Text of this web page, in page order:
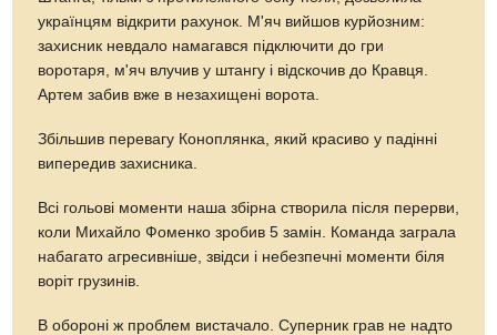
українцям відкрити рахунок. М'яч вийшов курйозним:
захисник невдало намагався підключити до гри
воротаря, м'яч влучив у штангу і відскочив до Кравця.
Артем забив вже в незахищені ворота.
Збільшив перевагу Коноплянка, який красиво у падінні
випередив захисника.
Всі гольові моменти наша збірна створила після перерви,
коли Михайло Фоменко зробив 5 замін. Команда заграла
набагато агресивніше, звідси і небезпечні моменти біля
воріт грузинів.
В обороні ж проблем вистачало. Суперник грав не надто